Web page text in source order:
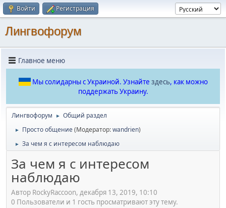
Войти Регистрация
Лингвофорум
Главное меню
Мы солидарны с Украиной. Узнайте здесь, как можно
поддержать Украину.
Лингвофорум ► Общий раздел
► Просто общение(Модератор:wandrien)
► За чем я с интересом наблюдаю
За чем я с интересом
наблюдаю
Автор RockyRaccoon, декабря 13, 2019, 10:10
0 Пользователи и 1 гость просматривают эту тему.